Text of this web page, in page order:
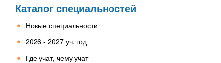
Каталог специальностей
Новые специальности
2026 - 2027 уч. год
Где учат, чему учат